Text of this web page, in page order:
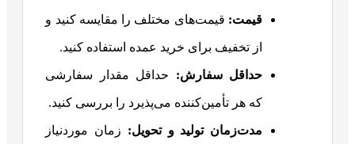
قیمت: قیمت‌های مختلف را مقایسه کنید و
از تخفیف برای خرید عمده استفاده کنید.
حداقل سفارش: حداقل مقدار سفارشی
که هر تأمین‌کننده می‌پذیرد را بررسی کنید.
مدت‌زمان تولید و تحویل: زمان موردنیاز